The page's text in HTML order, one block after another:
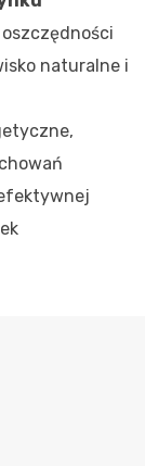
naturalne i